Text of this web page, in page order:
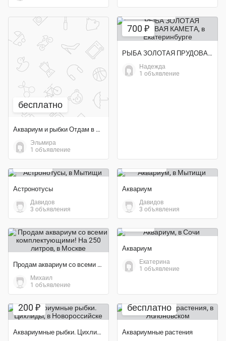
бесплатно
Аквариум и рыбки Отдам в добрые руки. Бесплатно
Эльмира
1 объявление
700 ₽
РЫБА ЗОЛОТАЯ ПРУДОВАЯ КАМЕТА
Надежда
1 объявление
Астронотусы
Давидов
3 объявления
Аквариум
Давидов
3 объявления
Продам аквариум со всеми комплектующими! На 250 литров
Михаил
1 объявление
Экономия 50%
Аквариум
Екатерина
1 объявление
200 ₽
Аквариумные рыбки. Цихлиды
бесплатно
Аквариумные растения